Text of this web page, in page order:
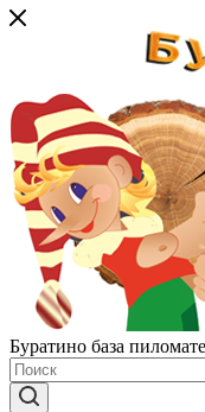
Буратино база